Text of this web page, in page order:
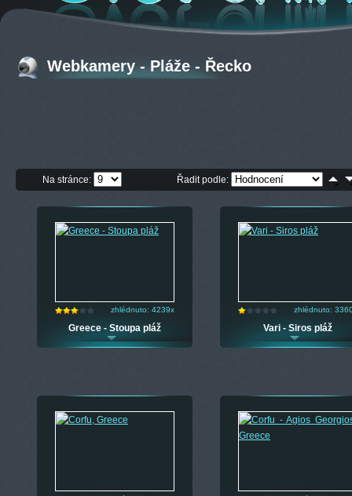
Webkamery - Pláže - Řecko
Na stránce: Řadit podle:
zhlédnuto: 4239x
Greece - Stoupa pláž
zhlédnuto:
Vari - Siros pláž